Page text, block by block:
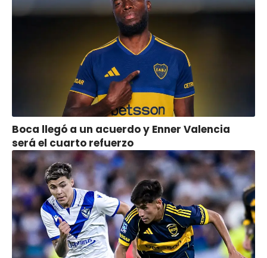
Boca llegó a un acuerdo y Enner Valencia
será el cuarto refuerzo